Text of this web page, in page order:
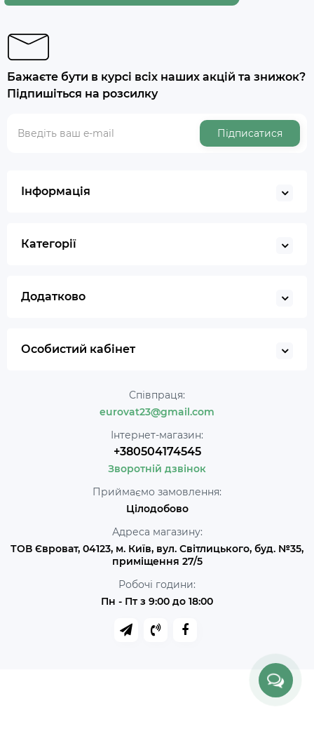
Бажаєте бути в курсі всіх наших акцій та знижок?
Підпишіться на розсилку
Підписатися
Інформація
Категорії
Додатково
Особистий кабінет
Співпраця:
eurovat23@gmail.com
Інтернет-магазин:
+380504174545
Зворотній дзвінок
Приймаємо замовлення:
Цілодобово
Адреса магазину:
ТОВ Євроват, 04123, м. Київ, вул. Світлицького, буд. №35,
приміщення 27/5
Робочі години:
Пн - Пт з 9:00 до 18:00